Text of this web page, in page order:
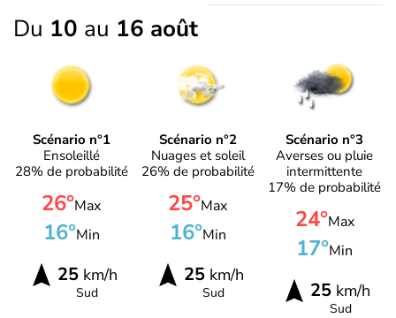
Du 10 au 16 août
Scénario n°1
Ensoleillé
28% de probabilité
26°Max
16°Min
25km/h
Sud
Scénario n°2
Nuages et soleil
26% de probabilité
25°Max
16°Min
25km/h
Sud
Scénario n°3
Averses ou pluie
intermittente
17% de probabilité
24°Max
17°Min
25 km/h
Sud